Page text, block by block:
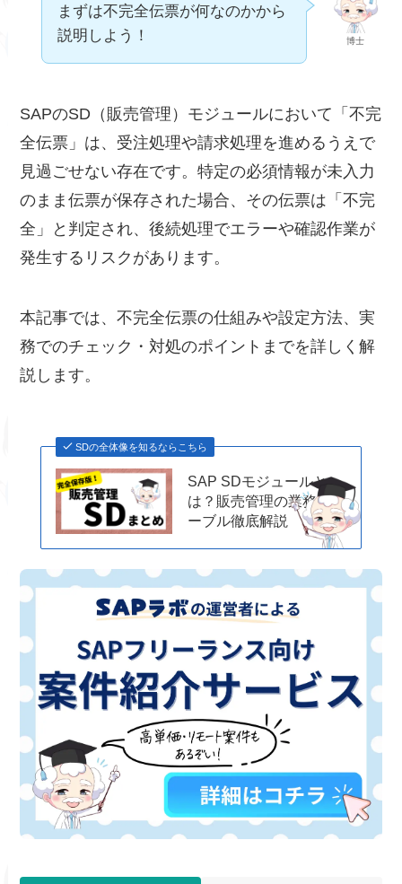
博士
まずは不完全伝票が何なのかから
説明しよう！
SAPのSD（販売管理）モジュールにおいて「不完
全伝票」は、受注処理や請求処理を進めるうえで
見過ごせない存在です。特定の必須情報が未入力
のまま伝票が保存された場合、その伝票は「不完
全」と判定され、後続処理でエラーや確認作業が
発生するリスクがあります。
本記事では、不完全伝票の仕組みや設定方法、実
務でのチェック・対処のポイントまでを詳しく解
説します。
SDの全体像を知るならこちら
SAP SDモジュールと
は？販売管理の業務・テ
ーブル徹底解説